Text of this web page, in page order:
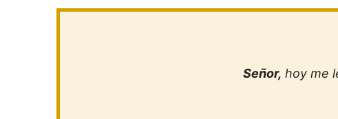
Señor, hoy me